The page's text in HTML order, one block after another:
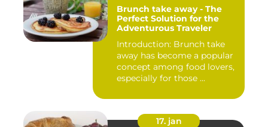
Brunch take away - The
Perfect Solution for the
Adventurous Traveler
Introduction: Brunch take
away has become a popular
concept among food lovers,
especially for those ...
17. jan